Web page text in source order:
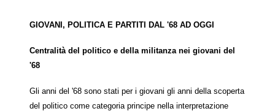
GIOVANI, POLITICA E PARTITI DAL '68 AD OGGI
Centralità del politico e della militanza nei giovani del
'68
Gli anni del '68 sono stati per i giovani gli anni della scoperta
del politico come categoria principe nella interpretazione